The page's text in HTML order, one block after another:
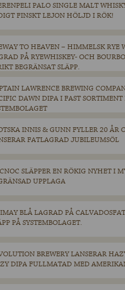
PALO SINGLE MALT
FINSKT LEJON HÖLJD I RÖK!
TO HEAVEN – HIMMELSK RYE
PÅ RYEWHISKEY- OCH
BEGRÄNSAT SLÄPP.
LAWRENCE BREWING
DAWN DIPA I FAST SORTIMENT
INNIS & GUNN FYLLER 20 ÅR
FATLAGRAD JUBILEUMSÖL
SLÄPPER EN RÖKIG NYHET I
UPPLAGA
BLÅ LAGRAD PÅ
PÅ SYSTEMBOLAGET.
BREWERY LANSERAR
DIPA FULLMATAD MED